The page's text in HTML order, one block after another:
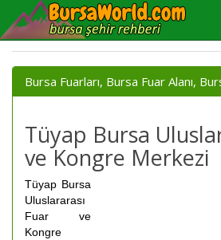
Bursa Fuarları, Bursa Fuar Alanı,
Tüyap Bursa
ve Kongre Merkezi
Tüyap Bursa
Uluslararası
Fuar ve
Kongre